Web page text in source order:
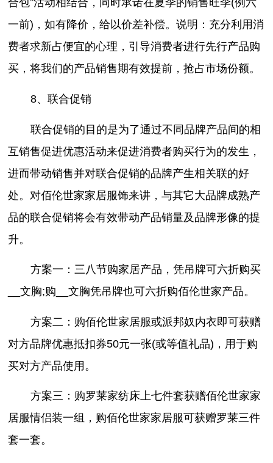
合包”活动相结合，同时承诺在夏季的销售旺季(例六
一前)，如有降价，给以价差补偿。说明：充分利用消
费者求新占便宜的心理，引导消费者进行先行产品购
买，将我们的产品销售期有效提前，抢占市场份额。
8、联合促销
联合促销的目的是为了通过不同品牌产品间的相
互销售促进优惠活动来促进消费者购买行为的发生，
进而带动销售并对联合促销的品牌产生相关联的好
处。对佰伦世家家居服饰来讲，与其它大品牌成熟产
品的联合促销将会有效带动产品销量及品牌形像的提
升。
方案一：三八节购家居产品，凭吊牌可六折购买
__文胸;购__文胸凭吊牌也可六折购佰伦世家产品。
方案二：购佰伦世家居服或派邦奴内衣即可获赠
对方品牌优惠抵扣券50元一张(或等值礼品)，用于购
买对方产品使用。
方案三：购罗莱家纺床上七件套获赠佰伦世家家
居服情侣装一组，购佰伦世家家居服可获赠罗莱三件
套一套。